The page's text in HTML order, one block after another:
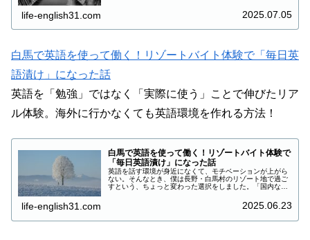
life-english31.com 2025.07.05
白馬で英語を使って働く！リゾート バイト体験で「毎日英
語漬け」になった話
英語を「勉強」ではなく「実際に使う」ことで伸びたリア
ル体験。海外に行かなくても英語環境を作れる方法！
白馬で英語を使って働く！リゾートバイト体験で
「毎日英語漬け」になった話
英語を話す環境が身近になくて、モチベーションが上がら
ない。そんなとき、僕は長野・白馬村のリゾート地で過ご
すという、ちょっと変わった選択をしました。「国内なの
た体験。 この記事では、白馬で英語環境がある職場を探す
ヒント（リゾバも含む）などを紹介します。「国内留学」
life-english31.com 2025.06.23